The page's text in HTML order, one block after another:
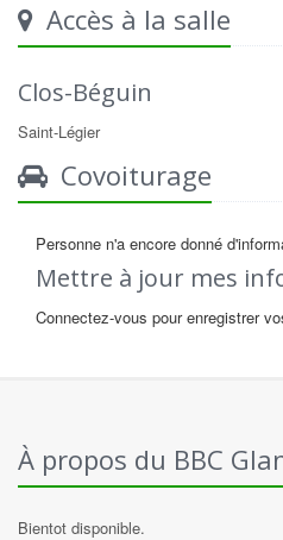
Accès à la salle
Clos-Béguin
Saint-Légier
Covoiturage
Personne n'a encore donné
Mettre à jour mes
Connectez-vous pour enregistrer
À propos du BBC
Bientot disponible.